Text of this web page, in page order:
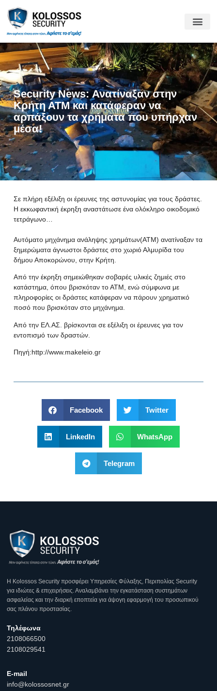
Security News: Ανατίναξαν στην
Κρήτη ΑΤΜ και κατάφεραν να
αρπάξουν τα χρήματα που υπήρχαν
μέσα!
Σε πλήρη εξέλιξη οι έρευνες της αστυνομίας για τους δράστες.
Η εκκωφαντική έκρηξη αναστάτωσε ένα ολόκληρο οικοδομικό
τετράγωνο…
Αυτόματο μηχάνημα ανάληψης χρημάτων(ΑΤΜ) ανατίναξαν τα
ξημερώματα άγνωστοι δράστες στο χωριό Αλμυρίδα του
δήμου Αποκορώνου, στην Κρήτη.
Από την έκρηξη σημειώθηκαν σοβαρές υλικές ζημιές στο
κατάστημα, όπου βρισκόταν το ΑΤΜ, ενώ σύμφωνα με
πληροφορίες οι δράστες κατάφεραν να πάρουν χρηματικό
ποσό που βρισκόταν στο μηχάνημα.
Από την ΕΛ.ΑΣ. βρίσκονται σε εξέλιξη οι έρευνες για τον
εντοπισμό των δραστών.
Πηγή:http://www.makeleio.gr
Facebook Twitter
LinkedIn WhatsApp
Telegram
Η Κοlossos Security προσφέρει Υπηρεσίες Φύλαξης, Περιπολίας Security
για ιδιώτες & επιχειρήσεις. Αναλαμβάνει την εγκατάσταση συστημάτων
ασφαλείας και την διαρκή εποπτεία για άψογη εφαρμογή του προσωπικού
σας πλάνου προστασίας.
Τηλέφωνα
2108066500
2108029541
E-mail
info@kolossosnet.gr